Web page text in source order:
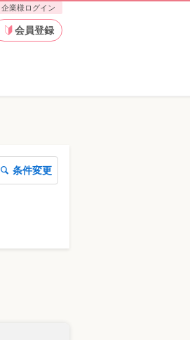
企業様ログイン
会員登録
条件変更